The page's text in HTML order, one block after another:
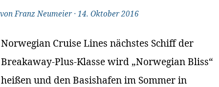
vonFranz Neumeier·14. Oktober 2016
Norwegian Cruise Lines nächstes Schiff der
Breakaway-Plus-Klasse wird „Norwegian Bliss“
heißen und den Basishafen im Sommer in